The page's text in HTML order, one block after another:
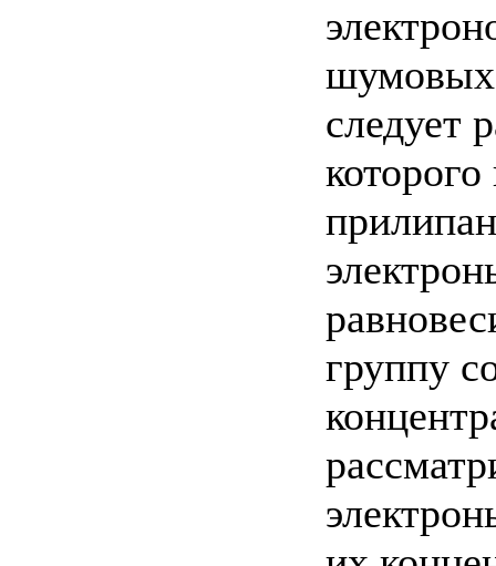
шумовых
следует
группу